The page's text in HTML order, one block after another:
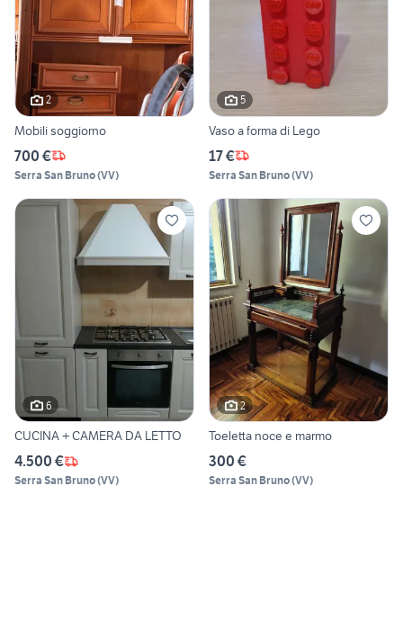
2
Mobili soggiorno
700 €
Serra San Bruno(VV)
5
Vaso a forma di Lego
17 €
Serra San Bruno(VV)
6
CUCINA + CAMERA DA LETTO
4.500 €
Serra San Bruno(VV)
2
Toeletta noce e marmo
300 €
Serra San Bruno(VV)